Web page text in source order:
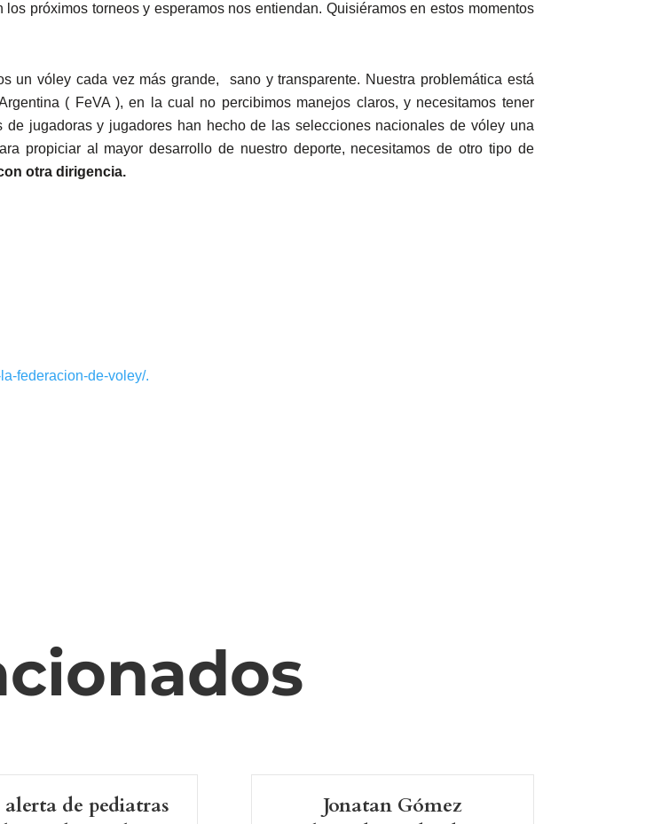
próximos torneos y esperamos nos entiendan. Quisiéramos en estos momentos
un vóley cada vez más grande, sano y transparente. Nuestra problemática está
( FeVA ), en la cual no percibimos manejos claros, y necesitamos tener
jugadoras y jugadores han hecho de las selecciones nacionales de vóley una
propiciar al mayor desarrollo de nuestro deporte, necesitamos de otro tipo de
otra dirigencia.
federacion-de-voley/.
alerta de pediatras
Jonatan Gómez